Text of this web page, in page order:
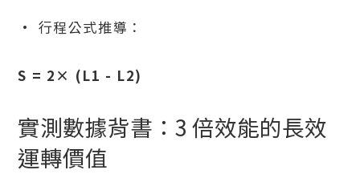
· 行程公式推導：
S = 2× (L1 - L2)
實測數據背書：3 倍效能的長效
運轉價值